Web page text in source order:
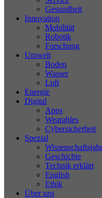
Gesundheit
Innovation
Mobilität
Robotik
Forschung
Umwelt
Boden
Wasser
Luft
Energie
Digital
Apps
Wearables
Cybersicherheit
Spezial
Geschichte
Technik erklärt
English
Ethik
Über uns